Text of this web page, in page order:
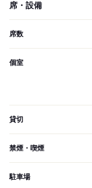
席・設備
席数
個室
貸切
禁煙・喫煙
駐車場